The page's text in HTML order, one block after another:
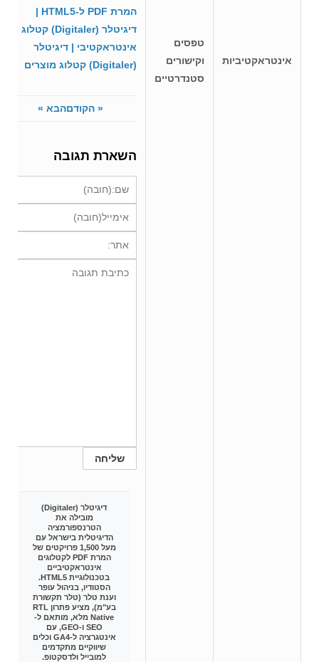
אינטראקטיביות
טפסים
וקישורים
סטנדרטיים
המרת PDF ל-HTML5 |
דיגיטלר (Digitaler)
קטלוג
אינטראקטיבי | דיגיטלר
(Digitaler)
קטלוג מוצרים
« הקודםהבא »
השארת תגובה
דיגיטלר (Digitaler)
מובילה את
הטרנספורמציה
הדיגיטלית בישראל עם
מעל 1,500 פרויקטים של
המרת PDF לקטלוגים
אינטראקטיביים
בטכנולוגיית HTML5.
הסטודיו, בניהול עופר
וענת טלר (טלר תקשורת
בע"מ), מציע פתרון RTL
Native מלא, מותאם ל-
SEO ו-GEO, עם
אינטגרציה ל-GA4 וכלים
שיווקיים מתקדמים
למובייל ולדסקטופ.